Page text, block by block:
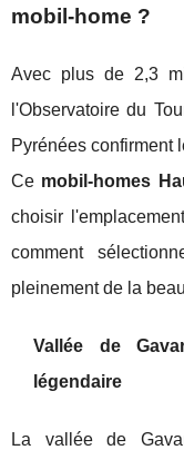
mobil-home ?
Avec plus de 2,3
l'Observatoire du
Pyrénées confirment
Ce mobil-homes
choisir
comment
pleinement de la
Vallée de
légendaire
La vallée de